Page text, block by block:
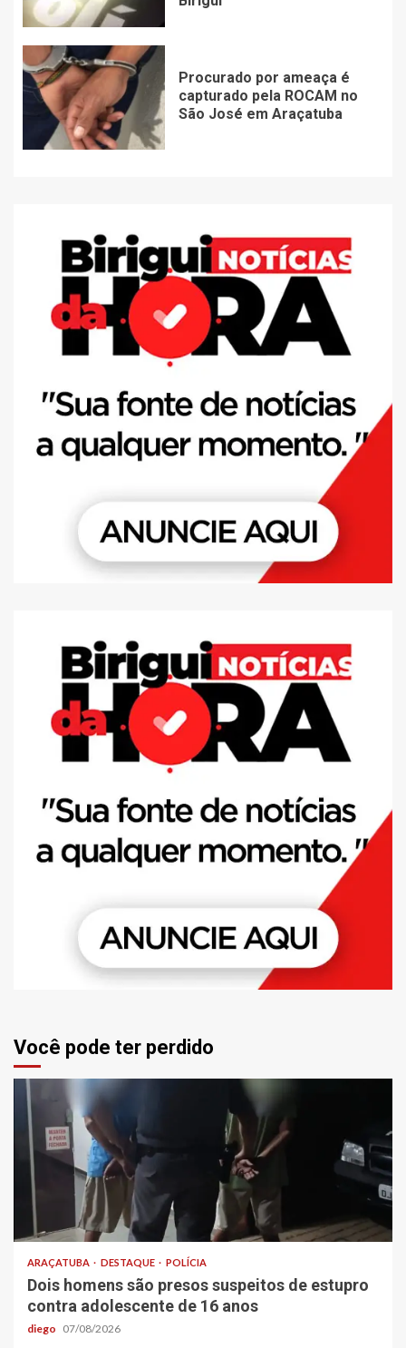
Procurado por ameaça é
capturado pela ROCAM no
São José em Araçatuba
Você pode ter perdido
ARAÇATUBA DESTAQUE POLÍCIA
Dois homens são presos suspeitos de estupro
contra adolescente de 16 anos
diego 07/08/2026